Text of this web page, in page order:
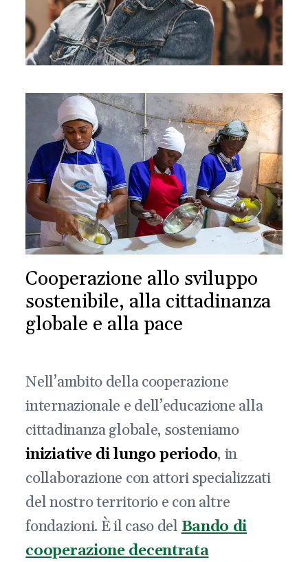
Cooperazione allo sviluppo
sostenibile, alla cittadinanza
globale e alla pace
Nell’ambito della cooperazione
internazionale e dell’educazione alla
cittadinanza globale, sosteniamo
iniziative di lungo periodo, in
collaborazione con attori specializzati
del nostro territorio e con altre
fondazioni. È il caso del Bando di
cooperazione decentrata